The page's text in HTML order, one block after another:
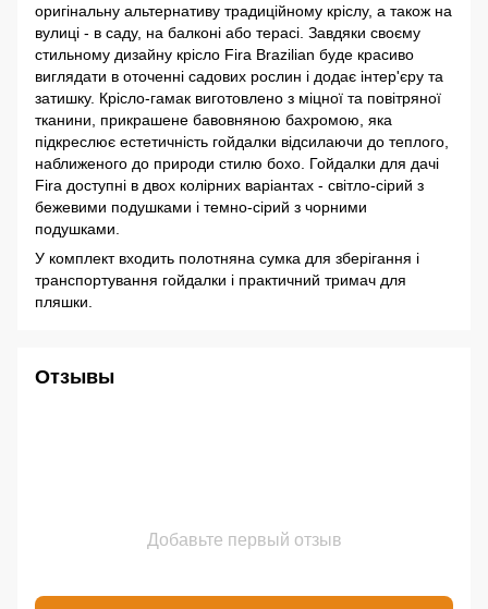
оригінальну альтернативу традиційному кріслу, а також на
вулиці - в саду, на балконі або терасі. Завдяки своєму
стильному дизайну крісло Fira Brazilian буде красиво
виглядати в оточенні садових рослин і додає інтер'єру та
затишку. Крісло-гамак виготовлено з міцної та повітряної
тканини, прикрашене бавовняною бахромою, яка
підкреслює естетичність гойдалки відсилаючи до теплого,
наближеного до природи стилю бохо. Гойдалки для дачі
Fira доступні в двох колірних варіантах - світло-сірий з
бежевими подушками і темно-сірий з чорними
подушками.
У комплект входить полотняна сумка для зберігання і
транспортування гойдалки і практичний тримач для
пляшки.
Отзывы
Добавьте первый отзыв